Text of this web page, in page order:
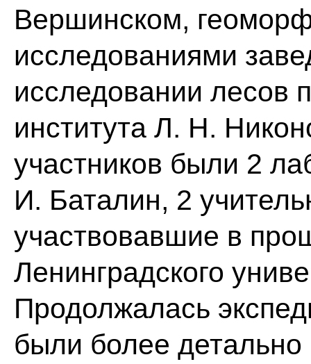
Вершинском,
исследованиями
исследовании лесов
института Л. Н.
участников были 2
И. Баталин, 2
участвовавшие в
Ленинградского
Продолжалась
были более